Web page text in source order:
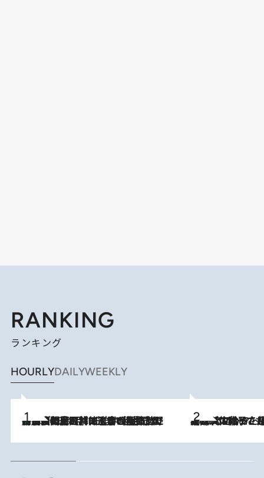
RANKING
ランキング
HOURLYDAILYWEEKLY
2026.8.8
「最後に見られてよかった」上野動物園の東園パンダ舎が解体前に特別公開。8月16日まで延長されたパネル展と共に辿る“半世紀”のパンダ飼育《解体工事の図面あり》 2026.8.5
【阿川佐和子さんの年とる力】なぜ70代で始めた趣味は“こんなに楽しい”のか？ ピアノ、俳句…スランプに陥っても続けられる“ある秘訣”とは